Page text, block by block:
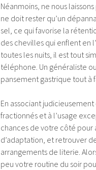
Néanmoins, ne nous
ne doit rester qu’un
sel, ce qui favorise la
des chevilles qui enflent en
toutes les nuits, il est tout
téléphone. Un généraliste
pansement gastrique tout
En associant
fractionnés et à l’usage
chances de votre côté pour
d’adaptation, et retrouver
arrangements de literie.
peu votre routine du soir